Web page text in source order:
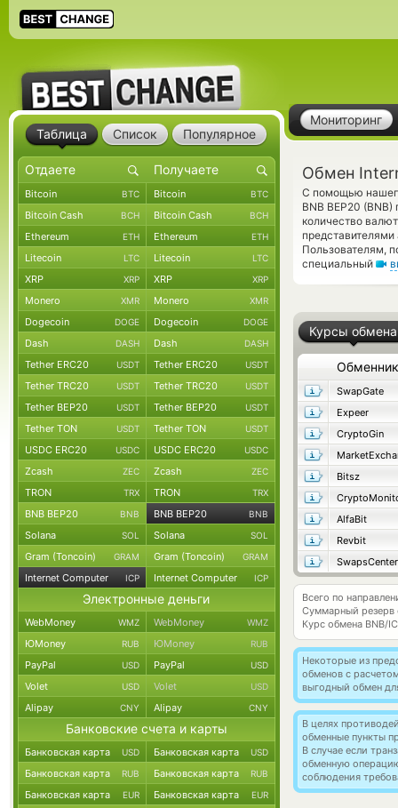
Мониторинг
Обмен
С помощью
BNB BEP20
количество
Пользователям,
специальный
Курсы обмена
Обменник
SwapGate
Expeer
CryptoGin
Bitsz
AlfaBit
Revbit
SwapsCenter
Всего по
Суммарный резерв
Курс обмена BNB/
Некоторые из
обменов с
выгодный обмен
В целях
обменные пункты
В случае если
обменную
соблюдения
Таблица Список Популярное
Bitcoin BTC Bitcoin BTC
Bitcoin Cash BCH Bitcoin Cash BCH
Ethereum ETH Ethereum ETH
Litecoin LTC Litecoin LTC
XRP XRP XRP XRP
Monero XMR Monero XMR
Dogecoin DOGE Dogecoin DOGE
Dash DASH Dash DASH
Tether ERC20 USDT Tether ERC20 USDT
Tether TRC20 USDT Tether TRC20 USDT
Tether BEP20 USDT Tether BEP20 USDT
Tether TON USDT Tether TON USDT
USDC ERC20 USDC USDC ERC20 USDC
Zcash ZEC Zcash ZEC
TRON TRX TRON TRX
BNB BEP20 BNB BNB BEP20 BNB
Solana SOL Solana SOL
Gram (Toncoin) GRAM Gram (Toncoin) GRAM
Internet Computer ICP Internet Computer ICP
Электронные деньги
WebMoney WMZ WebMoney WMZ
ЮMoney RUB ЮMoney RUB
PayPal USD PayPal USD
Volet USD Volet USD
Alipay CNY Alipay CNY
Банковские счета и карты
Банковская карта USD Банковская карта USD
Банковская карта RUB Банковская карта RUB
Банковская карта EUR Банковская карта EUR